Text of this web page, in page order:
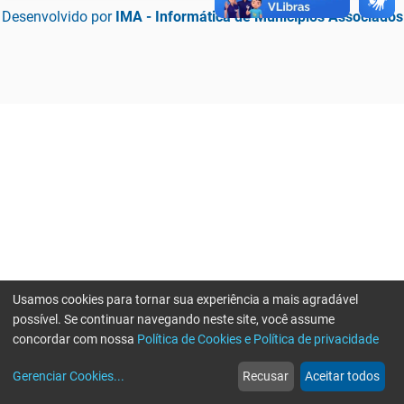
Desenvolvido por IMA - Informática de Municípios Associados
web
Notícias
more_horiz
Mais
Usamos cookies para tornar sua experiência a mais agradável
possível. Se continuar navegando neste site, você assume
concordar com nossa Política de Cookies e Política de privacidade
Gerenciar Cookies... Recusar Aceitar todos
Erro ao enviar informações, por favor tente novamente